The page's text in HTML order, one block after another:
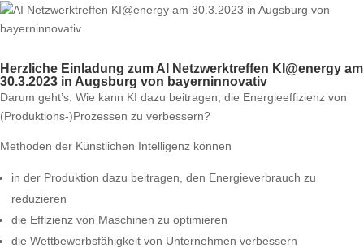
Herzliche Einladung zum AI Netzwerktreffen KI@energy am
30.3.2023 in Augsburg von bayerninnovativ
Darum geht’s: Wie kann KI dazu beitragen, die Energieeffizienz von
(Produktions-)Prozessen zu verbessern?
Methoden der Künstlichen Intelligenz können
in der Produktion dazu beitragen, den Energieverbrauch zu
reduzieren
die Effizienz von Maschinen zu optimieren
die Wettbewerbsfähigkeit von Unternehmen verbessern